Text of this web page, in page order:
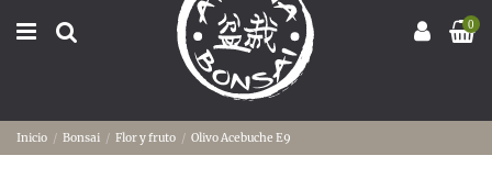
0
Inicio Bonsai Flor y fruto Olivo Acebuche E9